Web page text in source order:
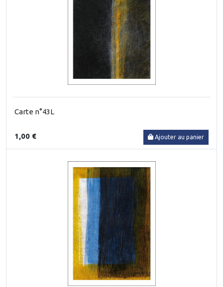
Carte n°43L
1,00 € Ajouter au panier